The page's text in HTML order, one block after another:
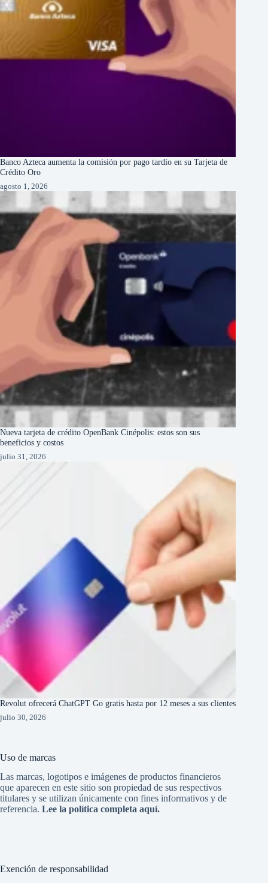
Banco Azteca aumenta la comisión por pago tardío en su Tarjeta de
Crédito Oro
agosto 1, 2026
Nueva tarjeta de crédito OpenBank Cinépolis: estos son sus
beneficios y costos
julio 31, 2026
Revolut ofrecerá ChatGPT Go gratis hasta por 12 meses a sus clientes
julio 30, 2026
Uso de marcas
Las marcas, logotipos e imágenes de productos financieros
que aparecen en este sitio son propiedad de sus respectivos
titulares y se utilizan únicamente con fines informativos y de
referencia. Lee la política completa aquí.
Exención de responsabilidad